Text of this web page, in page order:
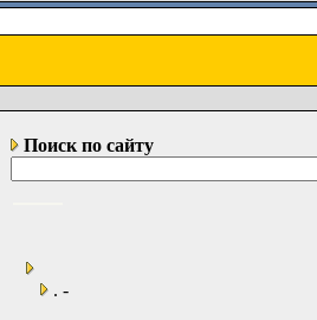
Поиск по сайту
. -